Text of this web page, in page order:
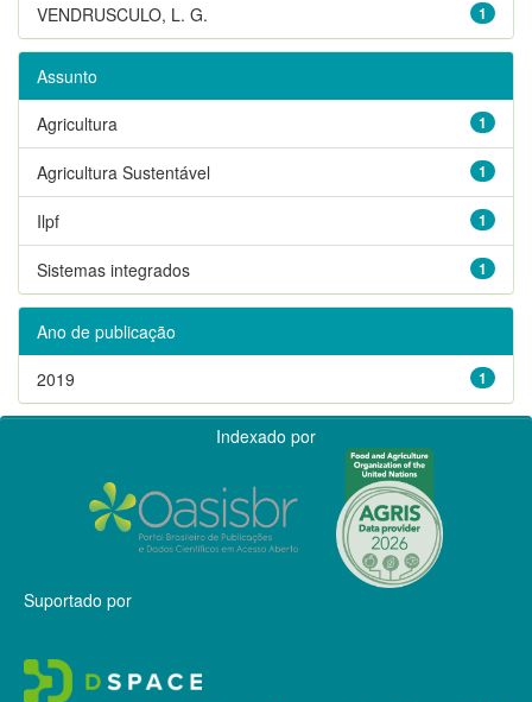
1
VENDRUSCULO, L. G.
Assunto
1
Agricultura
1
Agricultura Sustentável
1
Ilpf
1
Sistemas integrados
Ano de publicação
1
2019
Indexado por
Suportado por